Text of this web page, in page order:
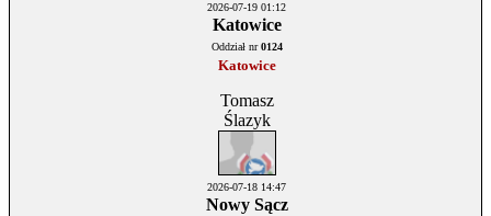
2026-07-19 01:12
Katowice
Oddział nr0124
Katowice
Tomasz
Ślazyk
2026-07-18 14:47
Nowy Sącz